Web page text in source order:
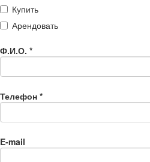
Купить
Арендовать
Ф.И.О. *
Телефон *
E-mail